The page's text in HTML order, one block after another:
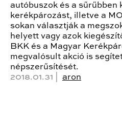
autóbuszok és a
kerékpározást, illetve a
sokan választják a
helyett vagy azok
BKK és a Magyar
megvalósult akció is
népszerűsítését.
2018.01.31 | aron